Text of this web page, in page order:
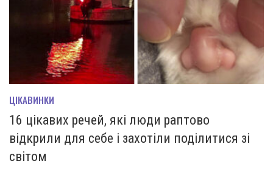
ЦІКАВИНКИ
16 цікавих речей, які люди раптово
відкрили для себе і захотіли поділитися зі
світом